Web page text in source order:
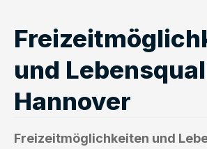
und
Hannover
Freizeitmöglichkeiten und